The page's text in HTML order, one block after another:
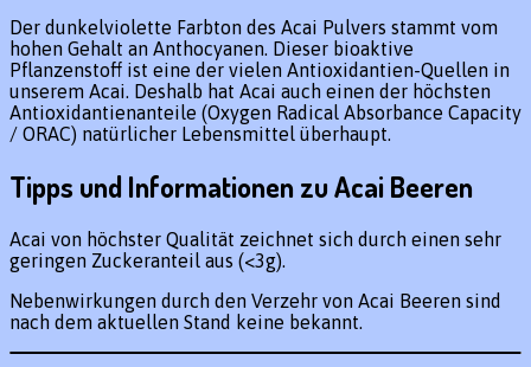
Der dunkelviolette Farbton des Acai Pulvers stammt vom
hohen Gehalt an Anthocyanen. Dieser bioaktive
Pflanzenstoff ist eine der vielen Antioxidantien-Quellen in
unserem Acai. Deshalb hat Acai auch einen der höchsten
Antioxidantienanteile (Oxygen Radical Absorbance Capacity
/ ORAC) natürlicher Lebensmittel überhaupt.
Tipps und Informationen zu Acai Beeren
Acai von höchster Qualität zeichnet sich durch einen sehr
geringen Zuckeranteil aus (<3g).
Nebenwirkungen durch den Verzehr von Acai Beeren sind
nach dem aktuellen Stand keine bekannt.